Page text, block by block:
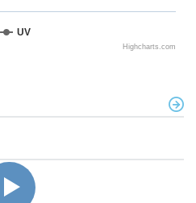
UV
Highcharts.com